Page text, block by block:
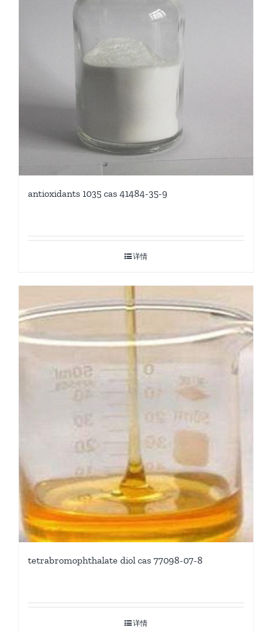
antioxidants 1035 cas 41484-35-9
详情
tetrabromophthalate diol cas 77098-07-8
详情